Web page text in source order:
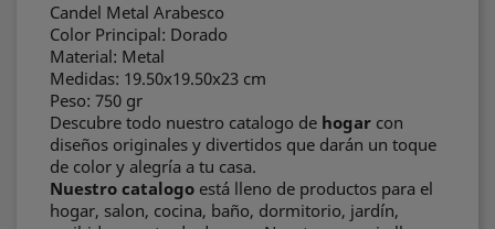
Candel Metal Arabesco
Color Principal: Dorado
Material: Metal
Medidas: 19.50x19.50x23 cm
Peso: 750 gr
Descubre todo nuestro catalogo de hogar con
diseños originales y divertidos que darán un toque
de color y alegría a tu casa.
Nuestro catalogo está lleno de productos para el
hogar, salon, cocina, baño, dormitorio, jardín,